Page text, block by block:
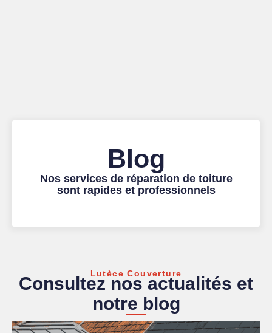
Blog
Nos services de réparation de toiture
sont rapides et professionnels
Lutèce Couverture
Consultez nos actualités et
notre blog